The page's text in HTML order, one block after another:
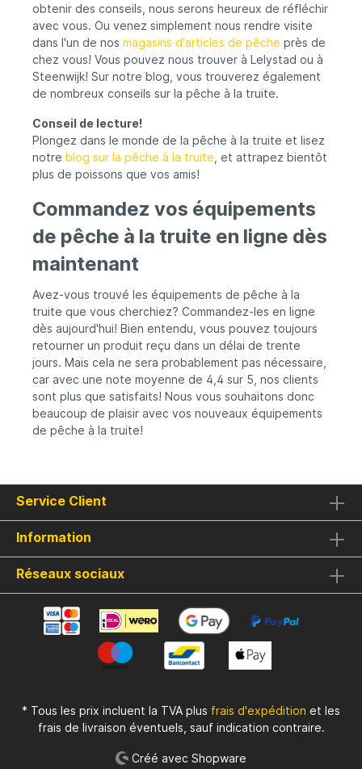
obtenir des conseils, nous serons heureux de réfléchir
avec vous. Ou venez simplement nous rendre visite
dans l'un de nos magasins d'articles de pêche près de
chez vous! Vous pouvez nous trouver à Lelystad ou à
Steenwijk! Sur notre blog, vous trouverez également
de nombreux conseils sur la pêche à la truite.
Conseil de lecture!
Plongez dans le monde de la pêche à la truite et lisez
notre blog sur la pêche à la truite , et attrapez bientôt
plus de poissons que vos amis!
Commandez vos équipements
de pêche à la truite en ligne dès
maintenant
Avez-vous trouvé les équipements de pêche à la
truite que vous cherchiez? Commandez-les en ligne
dès aujourd'hui! Bien entendu, vous pouvez toujours
retourner un produit reçu dans un délai de trente
jours. Mais cela ne sera probablement pas nécessaire,
car avec une note moyenne de 4,4 sur 5, nos clients
sont plus que satisfaits! Nous vous souhaitons donc
beaucoup de plaisir avec vos nouveaux équipements
de pêche à la truite!
Service Client
Information
Réseaux sociaux
* Tous les prix incluent la TVA plus frais d'expédition et les
frais de livraison éventuels, sauf indication contraire.
Créé avec Shopware